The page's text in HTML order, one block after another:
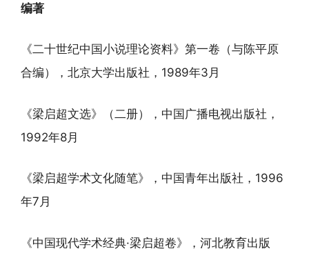
编著
《二十世纪中国小说理论资料》第一卷（与陈平原
合编），北京大学出版社，1989年3月
《梁启超文选》（二册），中国广播电视出版社，
1992年8月
《梁启超学术文化随笔》，中国青年出版社，1996
年7月
《中国现代学术经典·梁启超卷》，河北教育出版